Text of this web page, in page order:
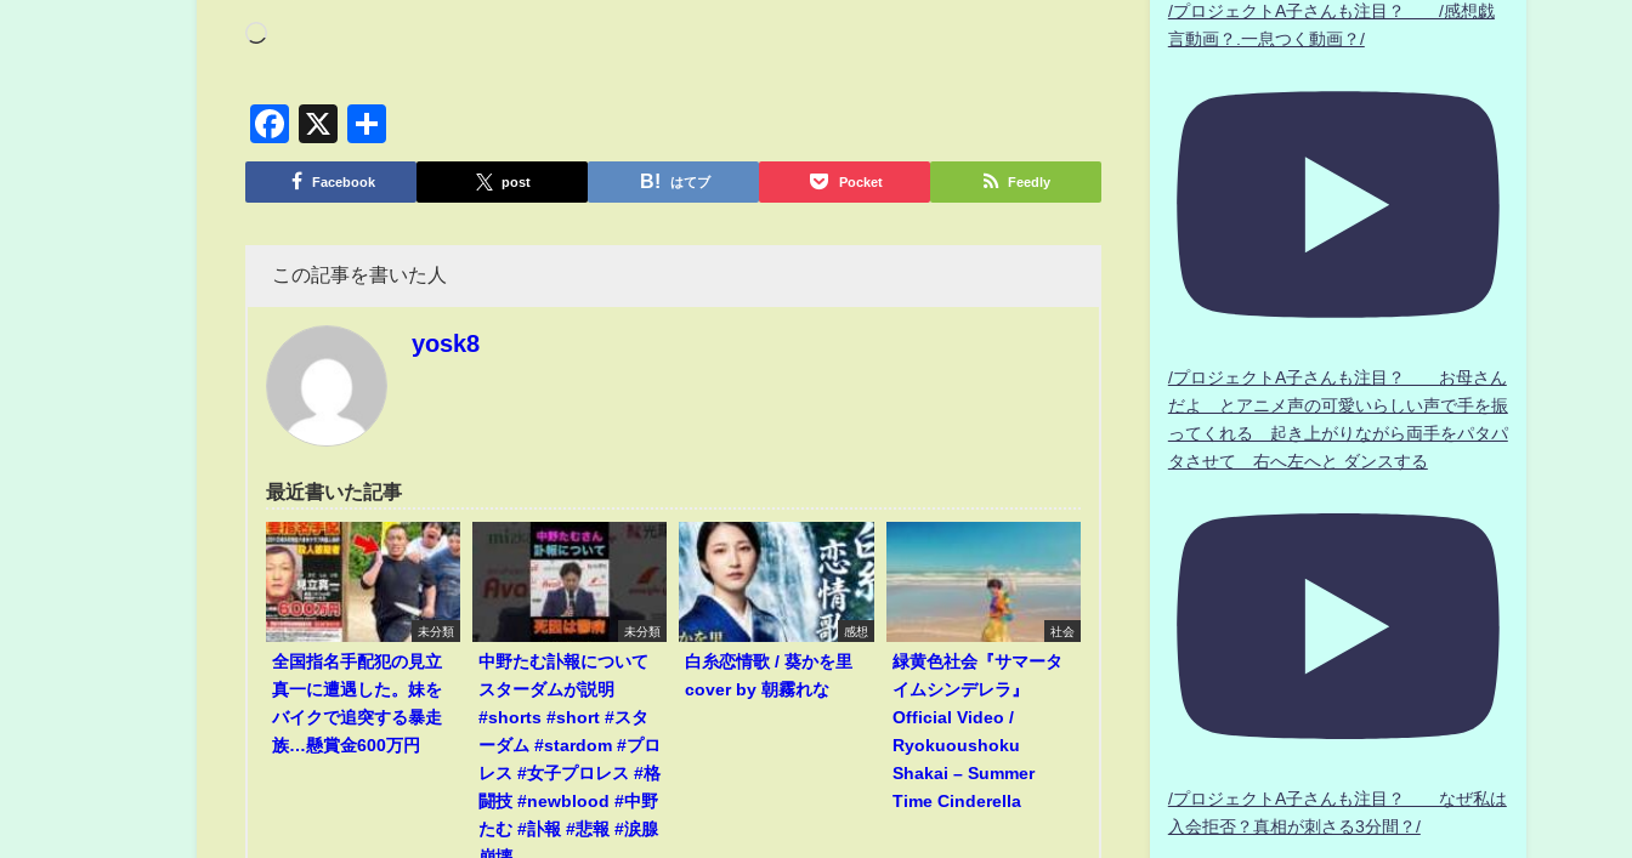
Facebook
X
有
Facebook post はてブ Pocket Feedly
この記事を書いた人
yosk8
最近書いた記事
未分類
全国指名手配犯の見立
真一に遭遇した。妹を
バイクで追突する暴走
族…懸賞金600万円
未分類
中野たむ訃報について
スターダムが説明
#shorts #short #スタ
ーダム #stardom #プロ
レス #女子プロレス #格
闘技 #newblood #中野
たむ #訃報 #悲報 #涙腺
感想
白糸恋情歌 / 葵かを里
cover by 朝霧れな
社会
緑黄色社会『サマータ
イムシンデレラ』
Official Video /
Ryokuoushoku
Shakai – Summer
Time Cinderella
/プロジェクトA子さんも注目？ /感想戯
言動画？.一息つく動画？/
/プロジェクトA子さんも注目？ お母さん
だよ とアニメ声の可愛いらしい声で手を振
ってくれる 起き上がりながら両手をパタパ
タさせて 右へ左へと ダンスする
/プロジェクトA子さんも注目？ なぜ私は
入会拒否？真相が刺さる3分間？/